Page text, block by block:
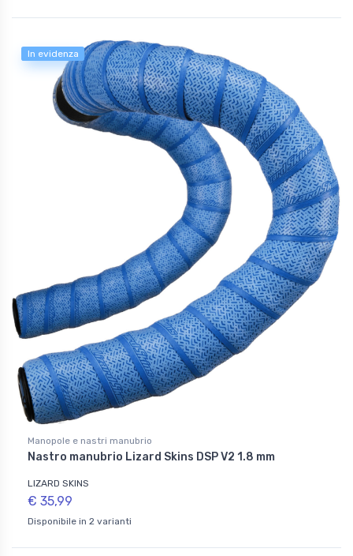
In evidenza
Manopole e nastri manubrio
Nastro manubrio Lizard Skins DSP V2 1.8 mm
LIZARD SKINS
€ 35,99
Disponibile in 2 varianti